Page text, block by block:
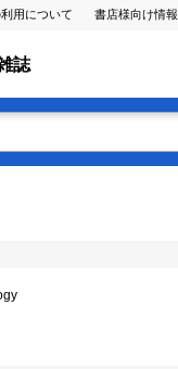
用について 書店様向け情報
誌